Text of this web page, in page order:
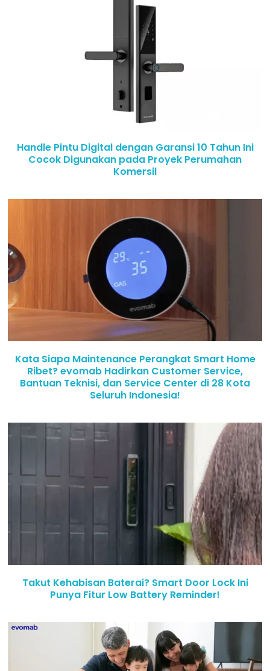
Handle Pintu Digital dengan Garansi 10 Tahun Ini
Cocok Digunakan pada Proyek Perumahan
Komersil
Kata Siapa Maintenance Perangkat Smart Home
Ribet? evomab Hadirkan Customer Service,
Bantuan Teknisi, dan Service Center di 28 Kota
Seluruh Indonesia!
Takut Kehabisan Baterai? Smart Door Lock Ini
Punya Fitur Low Battery Reminder!